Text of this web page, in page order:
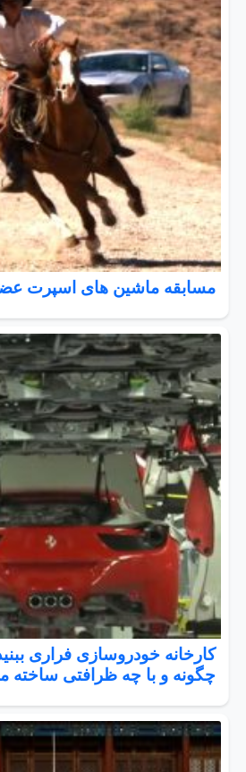
مسابقه ماشین های اسپرت
کارخانه خودروسازی فراری
چگونه و با چه ظرافتی ساخته